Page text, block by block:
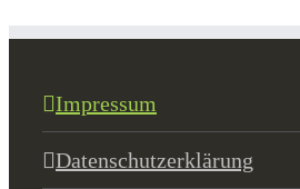
Impressum
Datenschutzerklärung